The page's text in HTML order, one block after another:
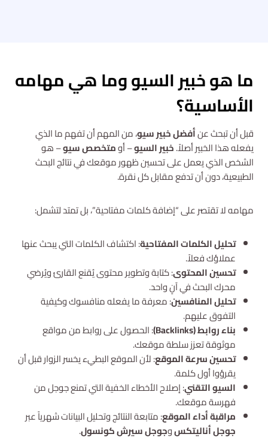
ما هو خبير السيو وما هي مهامه
الأساسية؟
قبل أن تبحث عنأفضل خبير سيو، من المهم أن تفهم ما الذي
يفعله هذا الخبير أصلاً.خبير السيو– أومتخصص سيو– هو
الشخص الذي يعمل على تحسين ظهور موقعك في نتائج البحث
الطبيعية، دون أن تدفع مقابل كل نقرة.
مهامه لا تقتصر على “إضافة كلمات مفتاحية”، بل تمتد لتشمل:
تحليل الكلمات المفتاحية: اكتشاف الكلمات التي يبحث عنها
عملاؤك فعلاً.
تحسين المحتوى: كتابة وتطوير محتوى يُقنع القارئ ويُرضي
محرك البحث في آنٍ واحد.
تحليل المنافسين: معرفة ما يفعله منافسوك وكيفية
التفوق عليهم.
بناء روابط (Backlinks)
: الحصول على روابط من مواقع
موثوقة تعزز سلطة موقعك.
تحسين سرعة الموقع: لأن الموقع البطيء يخسر الزوار قبل أن
يقرؤوا أول كلمة.
السيو التقني: إصلاح الأخطاء الخفية التي تمنع جوجل من
فهرسة موقعك.
مراقبة أداء الموقع: متابعة النتائج وتحليل البيانات شهرياً عبر
جوجل أناليتكسوجوجل سيرش كونسول.